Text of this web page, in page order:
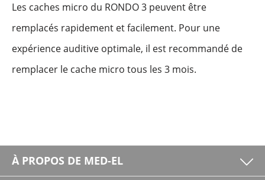
Les caches micro du RONDO 3 peuvent être
remplacés rapidement et facilement. Pour une
expérience auditive optimale, il est recommandé de
remplacer le cache micro tous les 3 mois.
À PROPOS DE MED-EL